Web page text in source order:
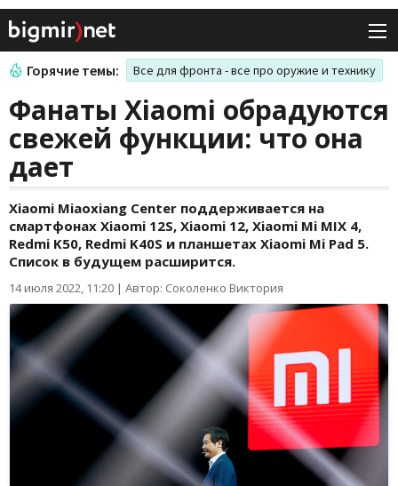
Горячие темы: Все для фронта - все про оружие и технику
Фанаты Xiaomi обрадуются
свежей функции: что она
дает
Xiaomi Miaoxiang Center поддерживается на
смартфонах Xiaomi 12S, Xiaomi 12, Xiaomi Mi MIX 4,
Redmi K50, Redmi K40S и планшетах Xiaomi Mi Pad 5.
Список в будущем расширится.
14 июля 2022, 11:20 | Автор: Соколенко Виктория